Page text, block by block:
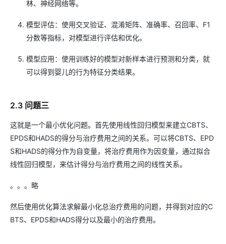
林、神经网络等。
模型评估：使用交叉验证、混淆矩阵、准确率、召回率、F1
分数等指标，对模型进行评估和优化。
模型应用：使用训练好的模型对新样本进行预测和分类，就
可以得到婴儿的行为特征分类结果。
2.3 问题三
这就是一个最小优化问题。首先使用线性回归模型来建立CBTS、
EPDS和HADS的得分与治疗费用之间的关系。可以将CBTS、EPD
S和HADS的得分作为自变量，将治疗费用作为因变量，通过拟合
线性回归模型，来估计得分与治疗费用之间的线性关系。
。。。略
然后使用优化算法求解最小化总治疗费用的问题，并得到对应的C
BTS、EPDS和HADS得分以及最小的治疗费用。